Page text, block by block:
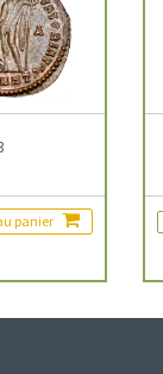
panier